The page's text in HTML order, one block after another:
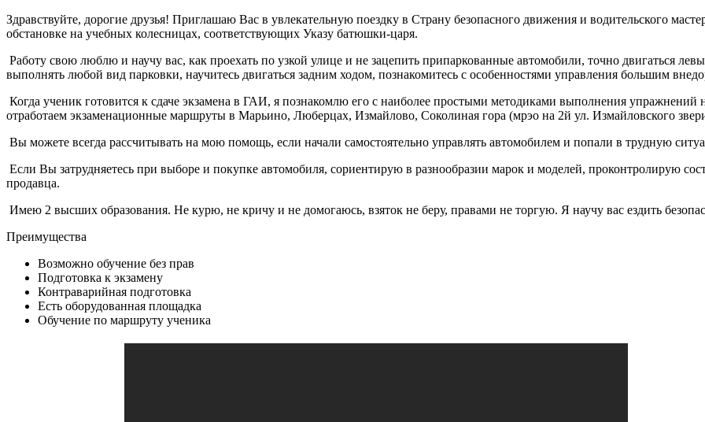
Здравствуйте, дорогие друзья! Приглашаю Вас в увлекательную поездку в Страну безопасного движения и водительского
обстановке на учебных колесницах, соответствующих Указу батюшки-царя.
Работу свою люблю и научу вас, как проехать по узкой улице и не зацепить припаркованные автомобили, точно двигаться
выполнять любой вид парковки, научитесь двигаться задним ходом, познакомитесь с особенностями управления большим
Когда ученик готовится к сдаче экзамена в ГАИ, я познакомлю его с наиболее простыми методиками выполнения
отработаем экзаменационные маршруты в Марьино, Люберцах, Измайлово, Соколиная гора (мрэо на 2й ул. Измайловского
Вы можете всегда рассчитывать на мою помощь, если начали самостоятельно управлять автомобилем и попали в трудную
Если Вы затрудняетесь при выборе и покупке автомобиля, сориентирую в разнообразии марок и моделей, проконтролирую
продавца.
Имею 2 высших образования. Не курю, не кричу и не домогаюсь, взяток не беру, правами не торгую. Я научу вас ездить
Преимущества
Возможно обучение без прав
Подготовка к экзамену
Контраварийная подготовка
Есть оборудованная площадка
Обучение по маршруту ученика